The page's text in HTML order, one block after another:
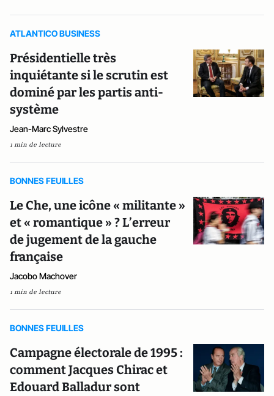
ATLANTICO BUSINESS
Présidentielle très
inquiétante si le scrutin est
dominé par les partis anti-
système
Jean-Marc Sylvestre
1 min de lecture
BONNES FEUILLES
Le Che, une icône « militante »
et « romantique » ? L’erreur
de jugement de la gauche
française
Jacobo Machover
1 min de lecture
BONNES FEUILLES
Campagne électorale de 1995 :
comment Jacques Chirac et
Edouard Balladur sont